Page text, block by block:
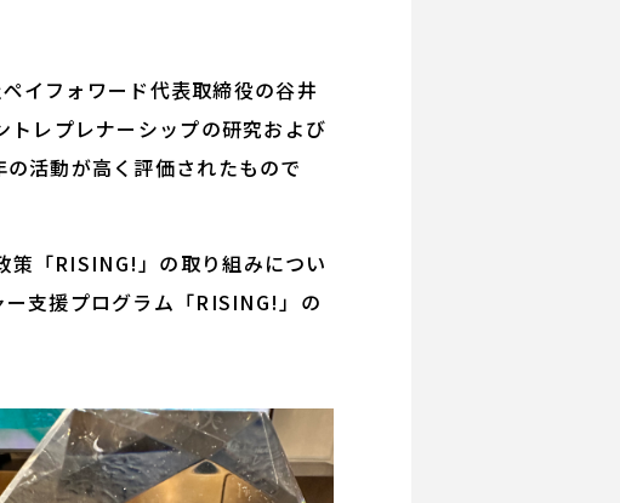
イフォワード代表取締役の谷井
レプレナーシップの研究および
活動が高く評価されたもので
「RISING!」の取り組みについ
支援プログラム「RISING!」の